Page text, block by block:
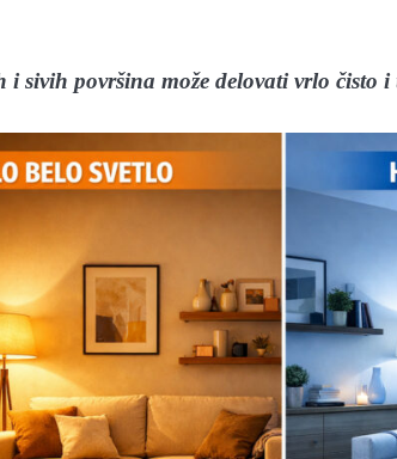
i sivih površina može delovati vrlo čisto